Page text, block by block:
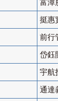
富潭
挺惠
前行
岱鈺
宇航
通達